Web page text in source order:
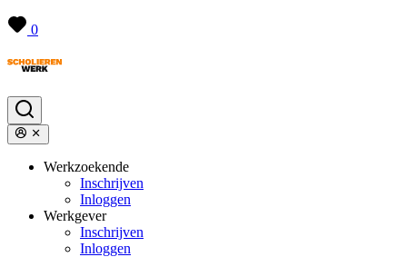
0
Werkzoekende
Inschrijven
Inloggen
Werkgever
Inschrijven
Inloggen